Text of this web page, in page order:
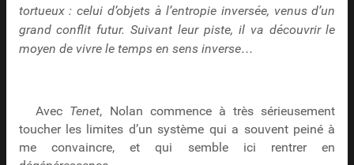
tortueux : celui d’objets à l’entropie inversée, venus d’un
grand conflit futur. Suivant leur piste, il va découvrir le
moyen de vivre le temps en sens inverse…
Avec Tenet, Nolan commence à très sérieusement
toucher les limites d’un système qui a souvent peiné à
me convaincre, et qui semble ici rentrer en